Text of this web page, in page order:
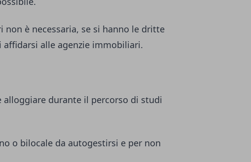
è necessaria, se si hanno le dritte
alle agenzie immobiliari.
alloggiare durante il percorso di studi
o bilocale da autogestirsi e per non